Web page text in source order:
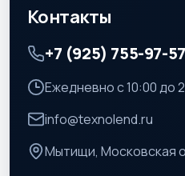
Контакты
+7 (925) 755-97-57
Ежедневно с 10:00 до
info@texnolend.ru
Мытищи, Московская